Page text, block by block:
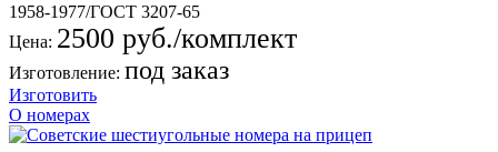
1958-1977/ГОСТ 3207-65
Цена: 2500 руб./комплект
Изготовление: под заказ
Изготовить
О номерах